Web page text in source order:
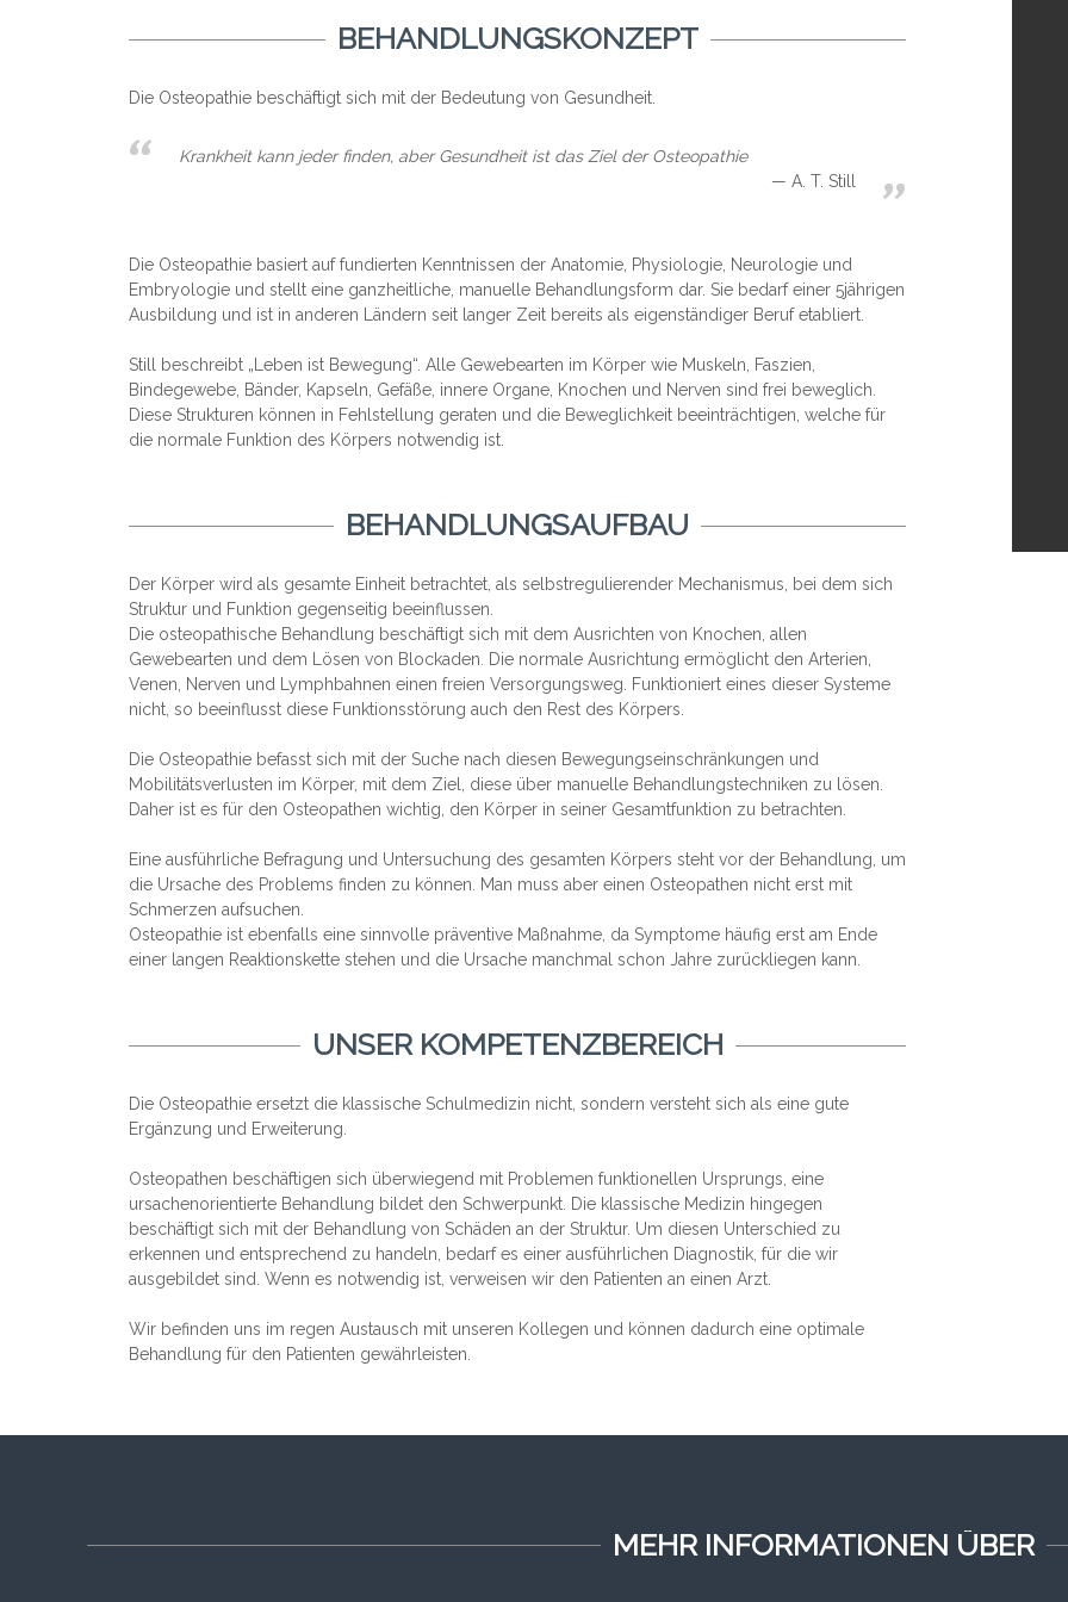
BEHANDLUNGSKONZEPT
Die Osteopathie beschäftigt sich mit der Bedeutung von Gesundheit.
Krankheit kann jeder finden, aber Gesundheit ist das Ziel der Osteopathie
A. T. Still
Die Osteopathie basiert auf fundierten Kenntnissen der Anatomie, Physiologie, Neurologie und
Embryologie und stellt eine ganzheitliche, manuelle Behandlungsform dar. Sie bedarf einer 5jährigen
Ausbildung und ist in anderen Ländern seit langer Zeit bereits als eigenständiger Beruf etabliert.
Still beschreibt „Leben ist Bewegung“. Alle Gewebearten im Körper wie Muskeln, Faszien,
Bindegewebe, Bänder, Kapseln, Gefäße, innere Organe, Knochen und Nerven sind frei beweglich.
Diese Strukturen können in Fehlstellung geraten und die Beweglichkeit beeinträchtigen, welche für
die normale Funktion des Körpers notwendig ist.
BEHANDLUNGSAUFBAU
Der Körper wird als gesamte Einheit betrachtet, als selbstregulierender Mechanismus, bei dem sich
Struktur und Funktion gegenseitig beeinflussen.
Die osteopathische Behandlung beschäftigt sich mit dem Ausrichten von Knochen, allen
Gewebearten und dem Lösen von Blockaden. Die normale Ausrichtung ermöglicht den Arterien,
Venen, Nerven und Lymphbahnen einen freien Versorgungsweg. Funktioniert eines dieser Systeme
nicht, so beeinflusst diese Funktionsstörung auch den Rest des Körpers.
Die Osteopathie befasst sich mit der Suche nach diesen Bewegungseinschränkungen und
Mobilitätsverlusten im Körper, mit dem Ziel, diese über manuelle Behandlungstechniken zu lösen.
Daher ist es für den Osteopathen wichtig, den Körper in seiner Gesamtfunktion zu betrachten.
Eine ausführliche Befragung und Untersuchung des gesamten Körpers steht vor der Behandlung, um
die Ursache des Problems finden zu können. Man muss aber einen Osteopathen nicht erst mit
Schmerzen aufsuchen.
Osteopathie ist ebenfalls eine sinnvolle präventive Maßnahme, da Symptome häufig erst am Ende
einer langen Reaktionskette stehen und die Ursache manchmal schon Jahre zurückliegen kann.
UNSER KOMPETENZBEREICH
Die Osteopathie ersetzt die klassische Schulmedizin nicht, sondern versteht sich als eine gute
Ergänzung und Erweiterung.
Osteopathen beschäftigen sich überwiegend mit Problemen funktionellen Ursprungs, eine
ursachenorientierte Behandlung bildet den Schwerpunkt. Die klassische Medizin hingegen
beschäftigt sich mit der Behandlung von Schäden an der Struktur. Um diesen Unterschied zu
erkennen und entsprechend zu handeln, bedarf es einer ausführlichen Diagnostik, für die wir
ausgebildet sind. Wenn es notwendig ist, verweisen wir den Patienten an einen Arzt.
Wir befinden uns im regen Austausch mit unseren Kollegen und können dadurch eine optimale
Behandlung für den Patienten gewährleisten.
MEHR INFORMATIONEN ÜBER